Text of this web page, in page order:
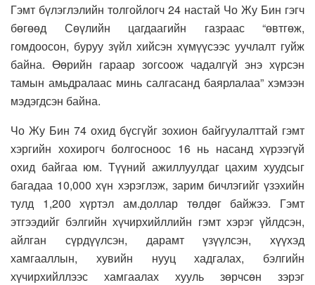
Гэмт бүлэглэлийн толгойлогч 24 настай Чо Жу Бин гэгч
бөгөөд Сөүлийн цагдаагийн газраас “өвтгөж,
гомдоосон, буруу зүйл хийсэн хүмүүсээс уучлалт гуйж
байна. Өөрийн гараар зогсоож чадалгүй энэ хүрсэн
тамын амьдралаас минь салгасанд баярлалаа” хэмээн
мэдэгдсэн байна.
Чо Жу Бин 74 охид бүсгүйг зохион байгуулалттай гэмт
хэргийн хохирогч болгосноос 16 нь насанд хүрээгүй
охид байгаа юм. Түүний ажиллуулдаг цахим хуудсыг
багадаа 10,000 хүн хэрэглэж, зарим бичлэгийг үзэхийн
тулд 1,200 хүртэл ам.доллар төлдөг байжээ. Гэмт
этгээдийг бэлгийн хүчирхийллийн гэмт хэрэг үйлдсэн,
айлган сүрдүүлсэн, дарамт үзүүлсэн, хүүхэд
хамгааллын, хувийн нууц хадгалах, бэлгийн
хүчирхийллээс хамгаалах хууль зөрчсөн зэрэг